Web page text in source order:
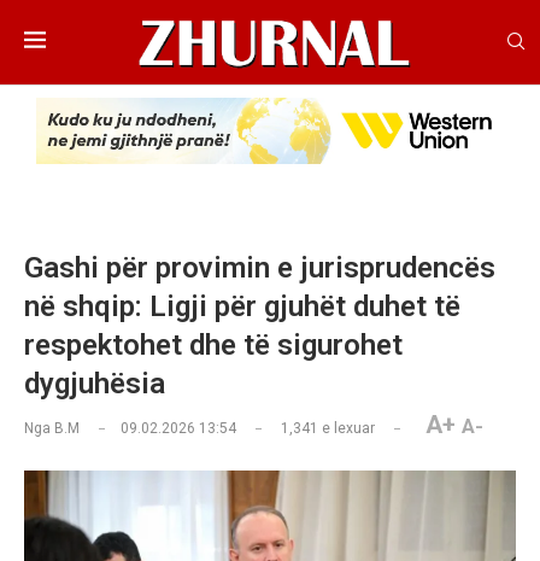
Gashi për provimin e jurisprudencës
në shqip: Ligji për gjuhët duhet të
respektohet dhe të sigurohet
dygjuhësia
Nga B.M 09.02.2026 13:54 1,341 e lexuar A+ A-